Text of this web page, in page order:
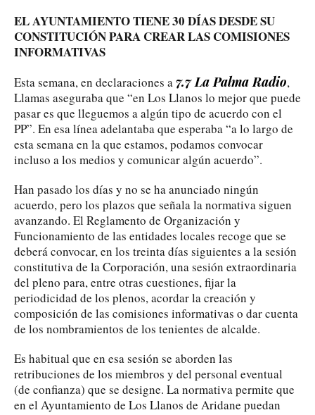
EL AYUNTAMIENTO TIENE 30 DÍAS DESDE SU
CONSTITUCIÓN PARA CREAR LAS COMISIONES
INFORMATIVAS
Esta semana, en declaraciones a 7.7 La Palma Radio,
Llamas aseguraba que “en Los Llanos lo mejor que puede
pasar es que lleguemos a algún tipo de acuerdo con el
PP”. En esa línea adelantaba que esperaba “a lo largo de
esta semana en la que estamos, podamos convocar
incluso a los medios y comunicar algún acuerdo”.
Han pasado los días y no se ha anunciado ningún
acuerdo, pero los plazos que señala la normativa siguen
avanzando. El Reglamento de Organización y
Funcionamiento de las entidades locales recoge que se
deberá convocar, en los treinta días siguientes a la sesión
constitutiva de la Corporación, una sesión extraordinaria
del pleno para, entre otras cuestiones, fijar la
periodicidad de los plenos, acordar la creación y
composición de las comisiones informativas o dar cuenta
de los nombramientos de los tenientes de alcalde.
Es habitual que en esa sesión se aborden las
retribuciones de los miembros y del personal eventual
(de confianza) que se designe. La normativa permite que
en el Ayuntamiento de Los Llanos de Aridane puedan